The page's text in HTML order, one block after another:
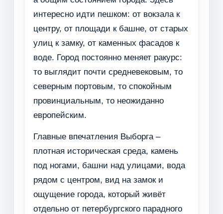
интересно идти пешком: от вокзала к
центру, от площади к башне, от старых
улиц к замку, от каменных фасадов к
воде. Город постоянно меняет ракурс:
то выглядит почти средневековым, то
северным портовым, то спокойным
провинциальным, то неожиданно
европейским.
Главные впечатления Выборга –
плотная историческая среда, камень
под ногами, башни над улицами, вода
рядом с центром, вид на замок и
ощущение города, который живёт
отдельно от петербургского парадного